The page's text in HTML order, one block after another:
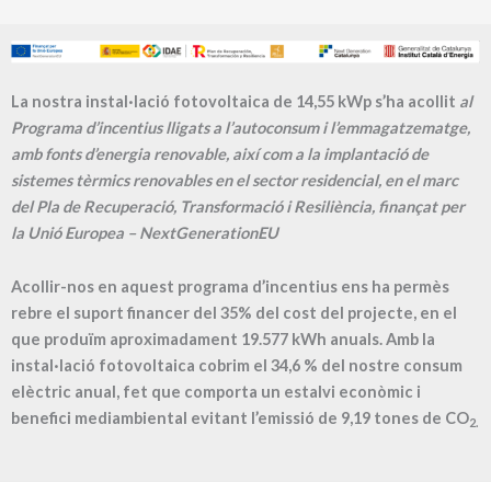
La nostra instal·lació fotovoltaica de 14,55 kWp s’ha acollit al
Programa d’incentius lligats a l’autoconsum i l’emmagatzematge,
amb fonts d’energia renovable, així com a la implantació de
sistemes tèrmics renovables en el sector residencial, en el marc
del Pla de Recuperació, Transformació i Resiliència, finançat per
la Unió Europea – NextGenerationEU
Acollir-nos en aquest programa d’incentius ens ha permès
rebre el suport financer del 35% del cost del projecte, en el
que produïm aproximadament 19.577 kWh anuals. Amb la
instal·lació fotovoltaica cobrim el 34,6 % del nostre consum
elèctric anual, fet que comporta un estalvi econòmic i
benefici mediambiental evitant l’emissió de 9,19 tones de CO2.